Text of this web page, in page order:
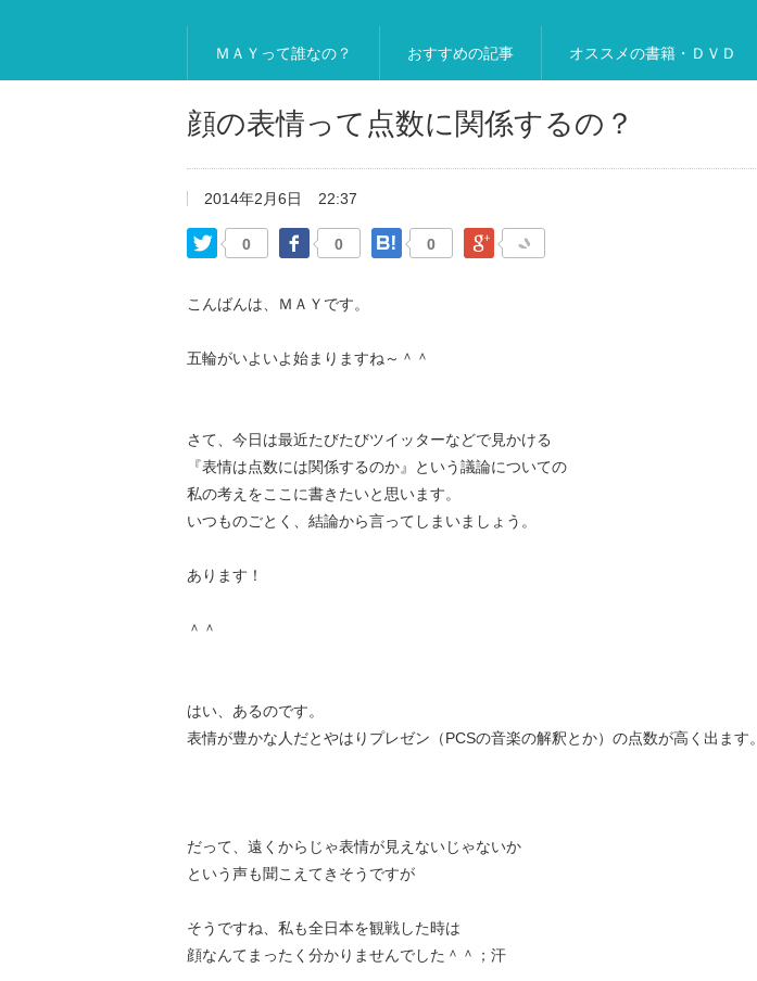
ＭＡＹって誰なの？ おすすめの記事 オススメの書籍・ＤＶＤ
顔の表情って点数に関係するの？
2014年2月6日 22:37
0
Twitter 0
Facebook 0
はてなブックマークGoogle Plus
こんばんは、ＭＡＹです。
五輪がいよいよ始まりますね～＾＾
さて、今日は最近たびたびツイッターなどで見かける
『表情は点数には関係するのか』という議論についての
私の考えをここに書きたいと思います。
いつものごとく、結論から言ってしまいましょう。
あります！
＾＾
はい、あるのです。
表情が豊かな人だとやはりプレゼン（PCSの音楽の解釈とか）の点数が高く出ます。
だって、遠くからじゃ表情が見えないじゃないか
という声も聞こえてきそうですが
そうですね、私も全日本を観戦した時は
顔なんてまったく分かりませんでした＾＾；汗